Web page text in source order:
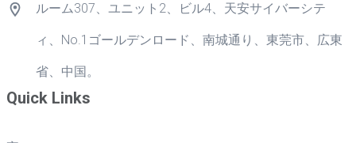
Quick Links
ルーム307、ユニット2、ビル4、天安サイバーシテ
ィ、No.1ゴールデンロード、南城通り、東莞市、広東
省、中国。